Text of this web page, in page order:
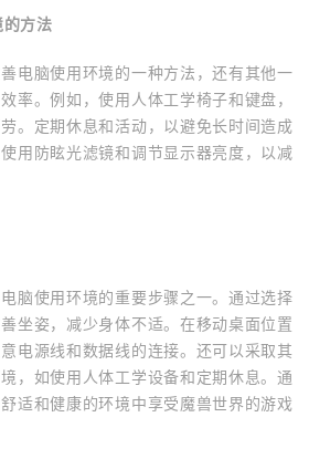
方法
电脑使用环境的一种方法，还有其他一
率。例如，使用人体工学椅子和键盘，
。定期休息和活动，以避免长时间造成
用防眩光滤镜和调节显示器亮度，以减
脑使用环境的重要步骤之一。通过选择
坐姿，减少身体不适。在移动桌面位置
电源线和数据线的连接。还可以采取其
，如使用人体工学设备和定期休息。通
适和健康的环境中享受魔兽世界的游戏